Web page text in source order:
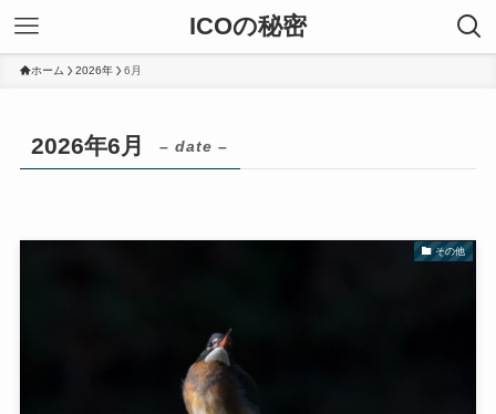
ICOの秘密
ホーム 2026年 6月
2026年6月 – date –
その他